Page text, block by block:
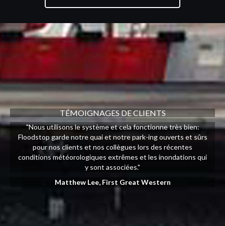
TÉMOIGNAGES DE CLIENTS
"Nous utilisons le système et cela fonctionne très bien:
Floodstop garde notre quai et notre park-ing ouverts et sûrs
pour nos clients et nos collègues lors des récentes
conditions météorologiques extrêmes et les inondations qui
y sont associées."
Matthew Lee, First Great Western